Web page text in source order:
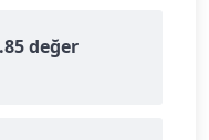
değer